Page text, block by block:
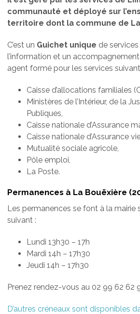
communauté et déployé sur
territoire dont la commune de
C’est un Guichet unique de
l’information et un
agent formé pour les services
Caisse d’allocations familiales
Ministères de l’Intérieur, de la
Publiques,
Caisse nationale d’Assurance
Caisse nationale d’Assurance
Mutualité sociale agricole,
Pôle emploi,
La Poste.
Permanences à La Bouëxière
Les permanences se font à la mairie
suivant :
Lundi 13h30 – 17h
Mardi 14h – 17h30
Jeudi 14h – 17h30
Prenez rendez-vous au 02 99 62 62
D’autres créneaux sont disponibles